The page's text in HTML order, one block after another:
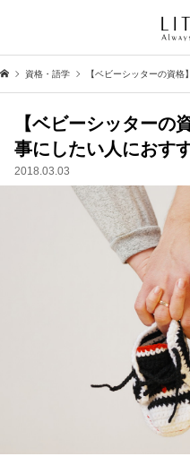
資格・語学 【ベビーシッターの資
【ベビーシッター
事にしたい人におす
2018.03.03